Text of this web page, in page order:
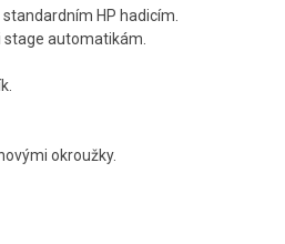
HP hadicím.
stage automatikám.
okroužky.